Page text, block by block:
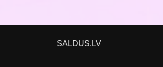
SALDUS.LV